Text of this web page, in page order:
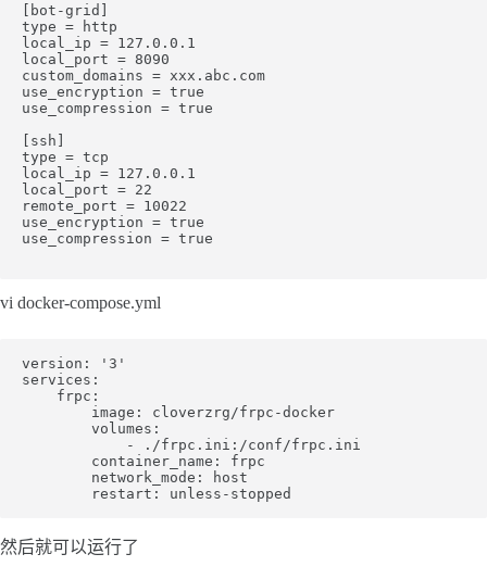
[bot-grid]
type = http
local_ip = 127.0.0.1
local_port = 8090
custom_domains = xxx.abc.com
use_encryption = true
use_compression = true
[ssh]
type = tcp
local_ip = 127.0.0.1
local_port = 22
remote_port = 10022
use_encryption = true
use_compression = true
vi docker-compose.yml
version: '3'
services:
    frpc:
        image: cloverzrg/frpc-docker
        volumes:
            - ./frpc.ini:/conf/frpc.ini
        container_name: frpc
        network_mode: host
然后就可以运行了